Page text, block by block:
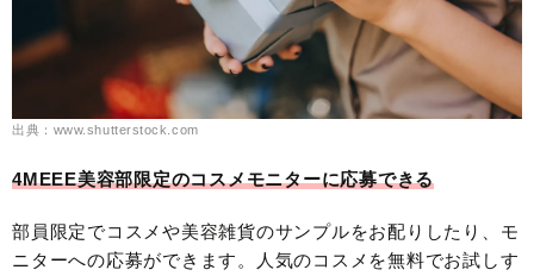
出典：www.shutterstock.com
4MEEE美容部限定のコスメモニターに応募できる
部員限定でコスメや美容雑貨のサンプルをお配りしたり、モ
ニターへの応募ができます。人気のコスメを無料でお試しす